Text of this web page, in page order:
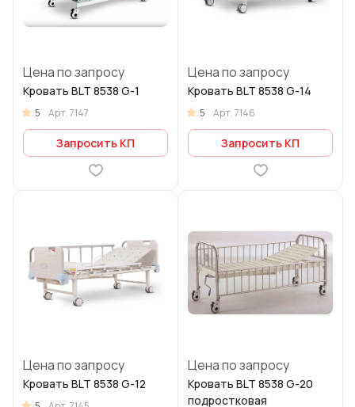
Цена по запросу
Кровать BLT 8538 G-1
5 Арт.7147
Запросить КП
Цена по запросу
Кровать BLT 8538 G-14
5 Арт.7146
Запросить КП
Цена по запросу
Кровать BLT 8538 G-12
Цена по запросу
Кровать BLT 8538 G-20
подростковая